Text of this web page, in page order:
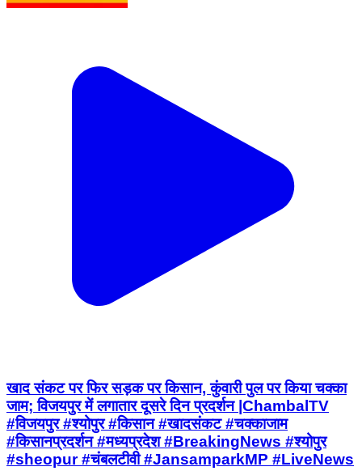
खाद संकट पर फिर सड़क पर किसान, कुंवारी पुल पर किया चक्का
जाम; विजयपुर में लगातार दूसरे दिन प्रदर्शन |ChambalTV
#विजयपुर #श्योपुर #किसान #खादसंकट #चक्काजाम
#किसानप्रदर्शन #मध्यप्रदेश #BreakingNews #श्योपुर
#sheopur #चंबलटीवी #JansamparkMP #LiveNews